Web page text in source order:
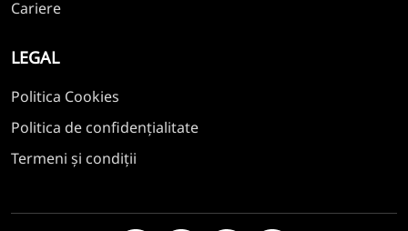
Cariere
LEGAL
Politica Cookies
Politica de confidențialitate
Termeni și condiții